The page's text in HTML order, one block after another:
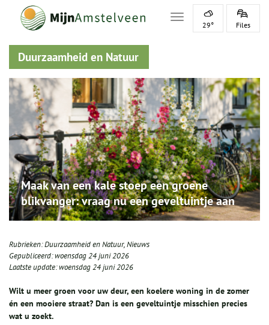
Toggle navigation
29° Files
Duurzaamheid en Natuur
Maak van een kale stoep een groene
blikvanger: vraag nu een geveltuintje aan
Rubrieken:Duurzaamheid en Natuur,Nieuws
Gepubliceerd:woensdag 24 juni 2026
Laatste update:woensdag 24 juni 2026
Wilt u meer groen voor uw deur, een koelere woning in de zomer
én een mooiere straat? Dan is een geveltuintje misschien precies
wat u zoekt.